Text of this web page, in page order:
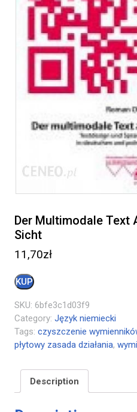
Der Multimodale Text
Sicht
11,70zł
KUP
SKU: 6bfe3c1d03f9
Category: Język niemiecki
Tags: czyszczenie
płytowy zasada działania,
Description